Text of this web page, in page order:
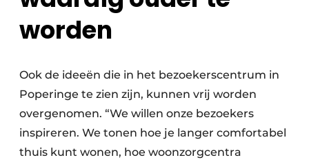
worden
Ook de ideeën die in het bezoekerscentrum in
Poperinge te zien zijn, kunnen vrij worden
overgenomen. “We willen onze bezoekers
inspireren. We tonen hoe je langer comfortabel
thuis kunt wonen, hoe woonzorgcentra